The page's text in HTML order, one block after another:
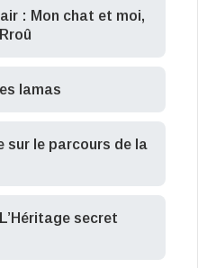
: Mon chat et moi,
lamas
sur le parcours de la
secret